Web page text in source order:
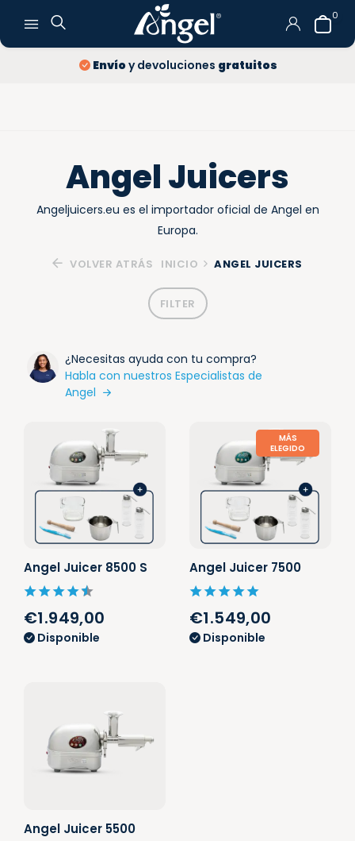
0
Envío y devoluciones gratuitos
Angel Juicers
Angeljuicers.eu es el importador oficial de Angel en
Europa.
VOLVER ATRÁS INICIO ANGEL JUICERS
FILTER
¿Necesitas ayuda con tu compra?
Habla con nuestros Especialistas de
Angel
Angel Juicer 8500 S
€1.949,00
Disponible
MÁS
ELEGIDO
Angel Juicer 7500
€1.549,00
Disponible
Angel Juicer 5500